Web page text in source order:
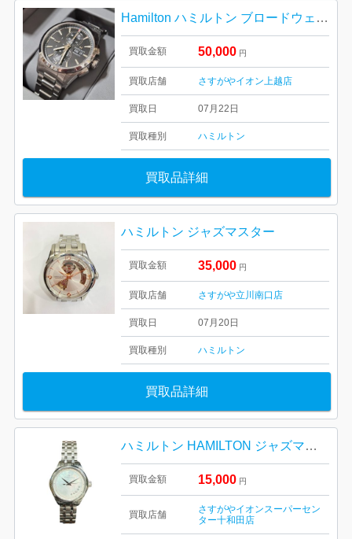
Hamilton ハミルトン ブロードウェイ オートクロノ 腕時計
買取金額 50,000 円
買取店舗 さすがやイオン上越店
買取日 07月22日
買取種別 ハミルトン
買取品詳細
ハミルトン ジャズマスター
買取金額 35,000 円
買取店舗 さすがや立川南口店
買取日 07月20日
買取種別 ハミルトン
買取品詳細
ハミルトン HAMILTON ジャズマスターH32111190
買取金額 15,000 円
買取店舗
さすがやイオンスーパーセン
ター十和田店